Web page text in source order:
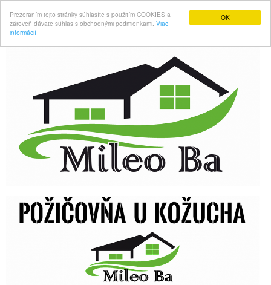
OK
Prezeraním tejto stránky súhlasíte s použitím COOKIES a
zároveň dávate súhlas s obchodnými podmienkami. Viac
informácií